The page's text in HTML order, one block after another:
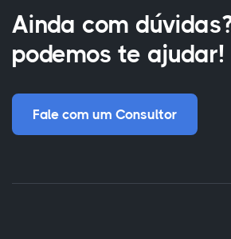
Ainda com
podemos te ajudar!
Fale com um Consultor